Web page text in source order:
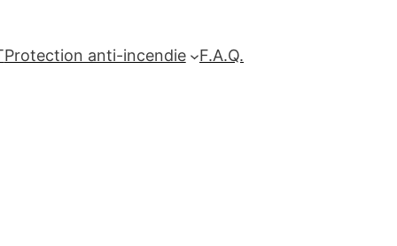
Protection anti-incendie F.A.Q.